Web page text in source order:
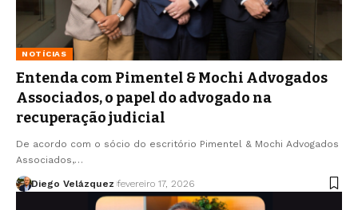
NOTÍCIAS
Entenda com Pimentel & Mochi Advogados
Associados, o papel do advogado na
recuperação judicial
De acordo com o sócio do escritório Pimentel & Mochi Advogados
Associados,…
Diego Velázquez fevereiro 17, 2026